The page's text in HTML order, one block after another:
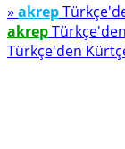
» akrep
akrep
Türkçe'den